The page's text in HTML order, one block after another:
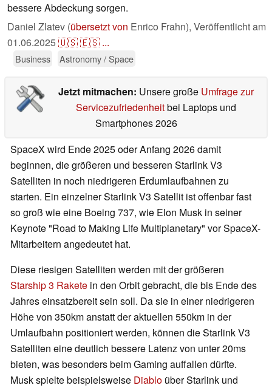
bessere Abdeckung sorgen.
Daniel Zlatev (übersetzt von Enrico Frahn), Veröffentlicht am
01.06.2025🇺🇸🇪🇸 ...
Business Astronomy / Space
Jetzt mitmachen: Unsere große Umfrage zur
Servicezufriedenheitbei Laptops und
Smartphones 2026
SpaceX wird Ende 2025 oder Anfang 2026 damit
beginnen, die größeren und besseren Starlink V3
Satelliten in noch niedrigeren Erdumlaufbahnen zu
starten. Ein einzelner Starlink V3 Satellit ist offenbar fast
so groß wie eine Boeing 737, wie Elon Musk in seiner
Keynote "Road to Making Life Multiplanetary" vor SpaceX-
Mitarbeitern angedeutet hat.
Diese riesigen Satelliten werden mit der größeren
Starship 3 Rakete in den Orbit gebracht, die bis Ende des
Jahres einsatzbereit sein soll. Da sie in einer niedrigeren
Höhe von 350km anstatt der aktuellen 550km in der
Umlaufbahn positioniert werden, können die Starlink V3
Satelliten eine deutlich bessere Latenz von unter 20ms
bieten, was besonders beim Gaming auffallen dürfte.
Musk spielte beispielsweise Diablo über Starlink und